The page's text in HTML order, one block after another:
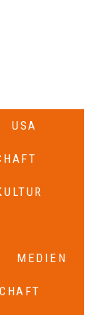
USA
MEDIEN